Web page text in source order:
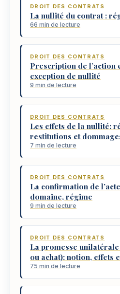
DROIT DES CONTRATS
La nullité du contrat :
66 min de lecture
DROIT DES CONTRATS
Prescription de l’action
exception de nullité
9 min de lecture
DROIT DES CONTRATS
Les effets de la nullité:
restitutions et
7 min de lecture
DROIT DES CONTRATS
La confirmation de
domaine, régime
9 min de lecture
DROIT DES CONTRATS
La promesse
ou achat): notion, effets
75 min de lecture